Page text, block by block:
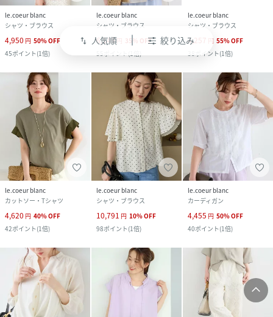
swap_vert 人気順 絞り込み
le.coeur blanc
シャツ・ブラウス
4,950 円 50%OFF
45ポイント(1倍)
le.coeur blanc
シャツ・ブラウス
6,149円 35 % OFF
le.coeur blanc
シャツ・ブラウス
4,257 円 55%OFF
ポイント(1倍)
le.coeur blanc
カットソー・Tシャツ
4,620 円 40%OFF
42ポイント(1倍)
le.coeur blanc
シャツ・ブラウス
10,791 円 10%OFF
98ポイント(1倍)
le.coeur blanc
カーディガン
4,455 円 50%OFF
40ポイント(1倍)